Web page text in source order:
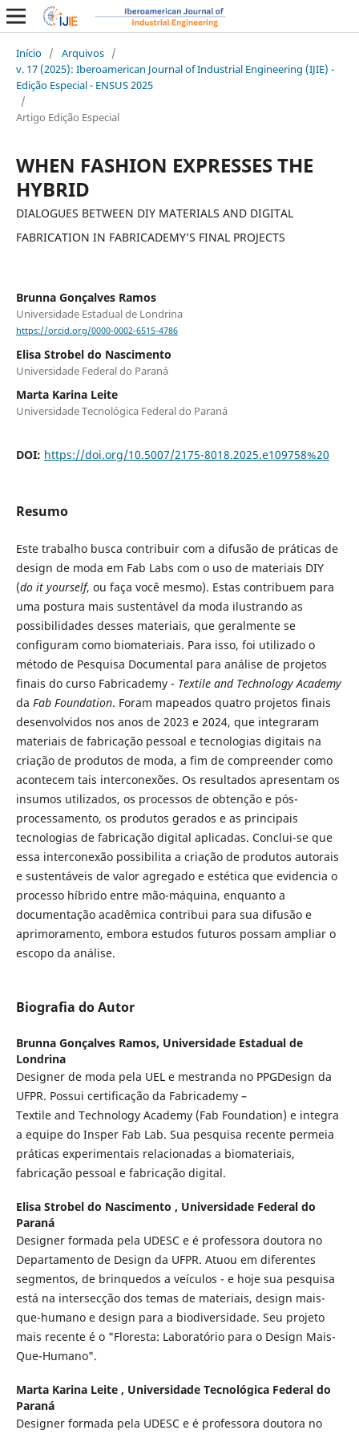
Início / Arquivos /
v. 17 (2025): Iberoamerican Journal of Industrial Engineering (IJIE) -
Edição Especial - ENSUS 2025
/
Artigo Edição Especial
WHEN FASHION EXPRESSES THE
HYBRID
DIALOGUES BETWEEN DIY MATERIALS AND DIGITAL
FABRICATION IN FABRICADEMY’S FINAL PROJECTS
Brunna Gonçalves Ramos
Universidade Estadual de Londrina
https://orcid.org/0000-0002-6515-4786
Elisa Strobel do Nascimento
Universidade Federal do Paraná
Marta Karina Leite
Universidade Tecnológica Federal do Paraná
DOI: https://doi.org/10.5007/2175-8018.2025.e109758%20
Resumo
Este trabalho busca contribuir com a difusão de práticas de
design de moda em Fab Labs com o uso de materiais DIY
(do it yourself, ou faça você mesmo). Estas contribuem para
uma postura mais sustentável da moda ilustrando as
possibilidades desses materiais, que geralmente se
configuram como biomateriais. Para isso, foi utilizado o
método de Pesquisa Documental para análise de projetos
finais do curso Fabricademy - Textile and Technology Academy
da Fab Foundation. Foram mapeados quatro projetos finais
desenvolvidos nos anos de 2023 e 2024, que integraram
materiais de fabricação pessoal e tecnologias digitais na
criação de produtos de moda, a fim de compreender como
acontecem tais interconexões. Os resultados apresentam os
insumos utilizados, os processos de obtenção e pós-
processamento, os produtos gerados e as principais
tecnologias de fabricação digital aplicadas. Conclui-se que
essa interconexão possibilita a criação de produtos autorais
e sustentáveis de valor agregado e estética que evidencia o
processo híbrido entre mão-máquina, enquanto a
documentação acadêmica contribui para sua difusão e
aprimoramento, embora estudos futuros possam ampliar o
escopo da análise.
Biografia do Autor
Brunna Gonçalves Ramos, Universidade Estadual de
Londrina
Designer de moda pela UEL e mestranda no PPGDesign da
UFPR. Possui certificação da Fabricademy –
Textile and Technology Academy (Fab Foundation) e integra
a equipe do Insper Fab Lab. Sua pesquisa recente permeia
práticas experimentais relacionadas a biomateriais,
fabricação pessoal e fabricação digital.
Elisa Strobel do Nascimento , Universidade Federal do
Paraná
Designer formada pela UDESC e é professora doutora no
Departamento de Design da UFPR. Atuou em diferentes
segmentos, de brinquedos a veículos - e hoje sua pesquisa
está na intersecção dos temas de materiais, design mais-
que-humano e design para a biodiversidade. Seu projeto
mais recente é o "Floresta: Laboratório para o Design Mais-
Que-Humano".
Marta Karina Leite , Universidade Tecnológica Federal do
Paraná
Designer formada pela UDESC e é professora doutora no